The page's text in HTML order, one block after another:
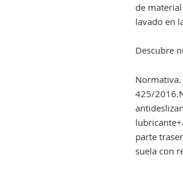
de
lavado en
Descubre
Normativa.
425/
parte
suela con